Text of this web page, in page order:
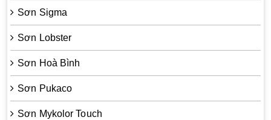
Sơn Sigma
Sơn Lobster
Sơn Hoà Bình
Sơn Pukaco
Sơn Mykolor Touch